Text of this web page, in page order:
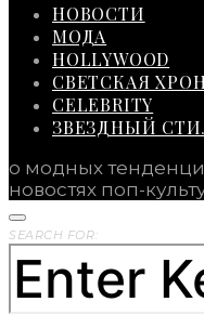
НОВОСТИ
МОДА
HOLLYWOOD
СВЕТСКАЯ
CELEBRITY
ЗВЕЗДНЫЙ
о модных
новостях поп-
SEARCH FOR: